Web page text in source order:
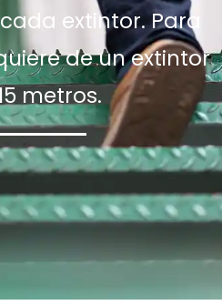
extintor. Para
de un extintor
metros.